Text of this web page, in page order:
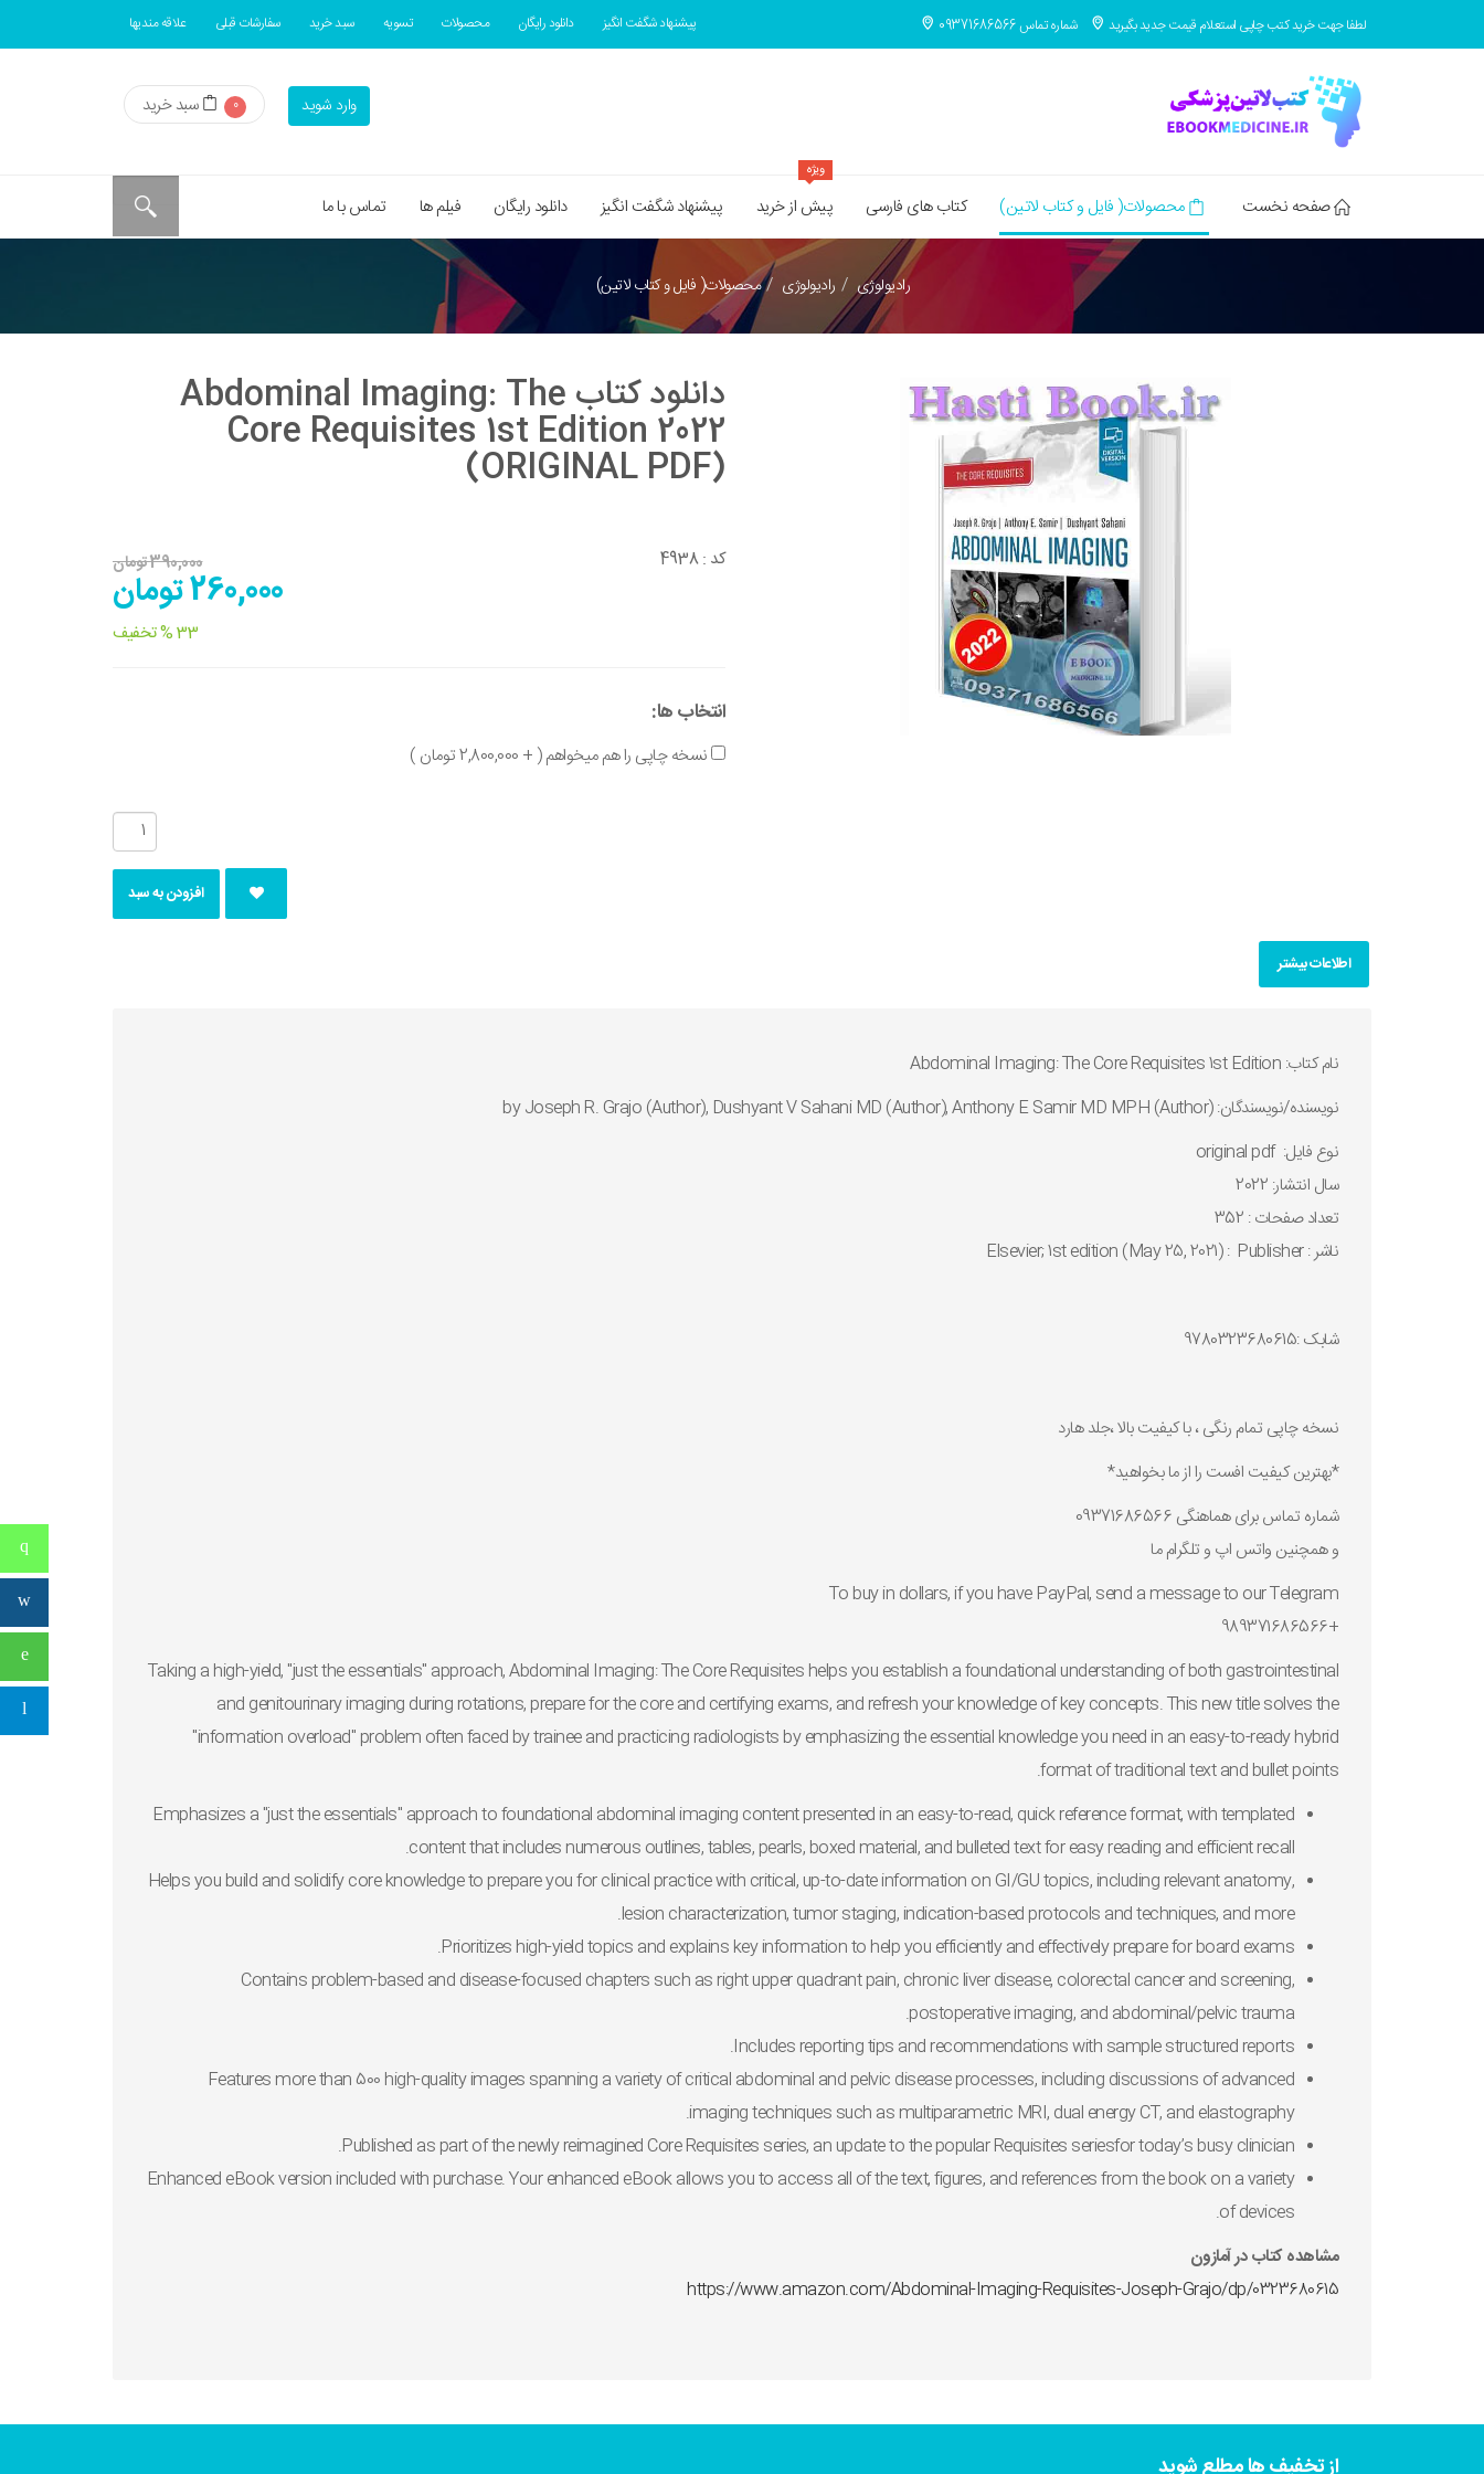
شماره تماس 09371686566 لطفا جهت خرید کتب چاپی استعلام قیمت جدید بگیرید علاقه مندیها سفارشات قبلی سبد خرید تسویه محصولات دانلود رایگان پیشنهاد شگفت انگیز
سبد خرید 0 وارد شوید
صفحه نخست محصولات( فایل و کتاب لاتین) کتاب های فارسی پیش از خرید
ویژه
پیشنهاد شگفت انگیز دانلود رایگان فیلم ها تماس با ما
محصولات( فایل و کتاب لاتین) رادیولوژی رادیولوژی
دانلود کتاب Abdominal Imaging: The
Core Requisites 1st Edition 2022
(ORIGINAL PDF)
390,000 تومان
260,000 تومان
33 % تخفیف
کد :4938
انتخاب ها:
نسخه چاپی را هم میخواهم ( + 2,800,000 تومان )
افزودن به سبد
اطلاعات بیشتر
نام کتاب: Abdominal Imaging: The Core Requisites 1st Edition
نويسنده/نويسندگان: by Joseph R. Grajo (Author), Dushyant V Sahani MD (Author), Anthony E Samir MD MPH (Author)
نوع فايل: original pdf
سال انتشار: 2022
تعداد صفحات : 352
ناشر : Publisher ‏ : ‎ Elsevier; 1st edition (May 25, 2021)
شابک :9780323680615
نسخه چاپی تمام رنگی ، با کیفیت بالا ،جلد هارد
*بهترین کیفیت افست را از ما بخواهید*
شماره تماس برای هماهنگی 09371686566
و همچنین واتس اپ و تلگرام ما
To buy in dollars, if you have PayPal, send a message to our Telegram
+989371686566
Taking a high-yield, "just the essentials" approach,Abdominal Imaging: The Core Requisites helps you establish a foundational understanding of both gastrointestinal
and genitourinary imaging during rotations, prepare for the core and certifying exams, and refresh your knowledge of key concepts. This new titlesolves the
"information overload" problem often faced by trainee and practicing radiologists byemphasizing the essential knowledge you need in an easy-to-readyhybrid
format of traditional text and bullet points.
Emphasizes a "just the essentials" approach to foundational abdominal imaging content presented in an easy-to-read, quick reference format, withtemplated
contentthat includes numerous outlines, tables, pearls, boxed material, and bulleted text foreasy reading and efficient recall
.
Helps you build and solidify core knowledgeto prepare you for clinical practice with critical, up-to-date information on GI/GU topics, including relevant anatomy,
lesion characterization, tumor staging, indication-based protocols and techniques, and more.
Prioritizes high-yield topics and explains key information to help you efficiently and effectively prepare for board exams.
Contains problem-based and disease-focused chapters such as right upper quadrant pain, chronic liver disease, colorectal cancer and screening,
postoperative imaging, and abdominal/pelvic trauma.
Includes reporting tips and recommendationswith sample structured reports.
Features more than 500 high-quality images spanning a variety of critical abdominal and pelvic disease processes, including discussions of advanced
imaging techniques such as multiparametric MRI, dual energy CT, and elastography.
Published as part of thenewly reimagined Core Requisites series, an update to the popularRequisites seriesfor today’s busy clinician.
Enhanced eBook version included with purchase.Your enhanced eBook allows you to access all of the text, figures, and references from the book on a variety
of devices.
مشاهده کتاب در آمازون
https://www.amazon.com/Abdominal-Imaging-Requisites-Joseph-Grajo/dp/0323680615
از تخفیف ها مطلع شوید